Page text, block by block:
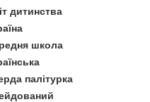
дитинства
школа
палітурка